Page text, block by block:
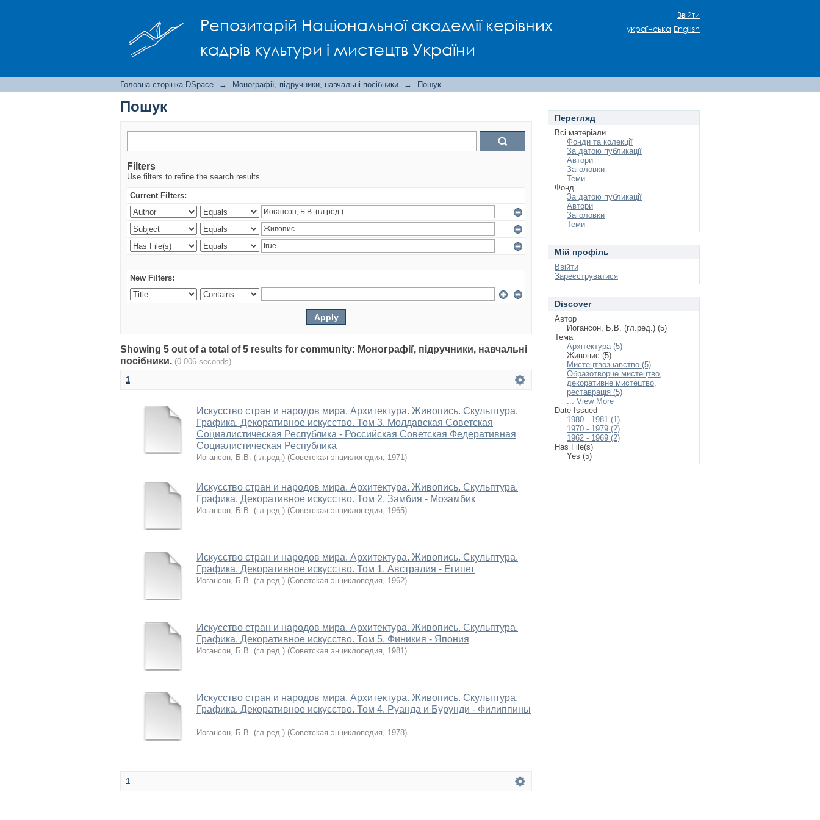
Репозитарій Національної академії керівних
кадрів культури і мистецтв України
Ввійти
українська English
Головна сторінка DSpace → Монографії, підручники, навчальні посібники → Пошук
Пошук
Filters
Use filters to refine the search results.
Current Filters:
New Filters:
Showing 5 out of a total of 5 results for community: Монографії, підручники, навчальні
посібники. (0.006 seconds)
1
Искусство стран и народов мира. Архитектура. Живопись. Скульптура.
Графика. Декоративное искусство. Том 3. Молдавская Советская
Социалистическая Республика - Российская Советская Федеративная
Социалистическая Республика
Иогансон, Б.В. (гл.ред.) (Советская энциклопедия, 1971)
Искусство стран и народов мира. Архитектура. Живопись. Скульптура.
Графика. Декоративное искусство. Том 2. Замбия - Мозамбик
Иогансон, Б.В. (гл.ред.) (Советская энциклопедия, 1965)
Искусство стран и народов мира. Архитектура. Живопись. Скульптура.
Графика. Декоративное искусство. Том 1. Австралия - Египет
Иогансон, Б.В. (гл.ред.) (Советская энциклопедия, 1962)
Искусство стран и народов мира. Архитектура. Живопись. Скульптура.
Графика. Декоративное искусство. Том 5. Финикия - Япония
Иогансон, Б.В. (гл.ред.) (Советская энциклопедия, 1981)
Искусство стран и народов мира. Архитектура. Живопись. Скульптура.
Графика. Декоративное искусство. Том 4. Руанда и Бурунди - Филиппины
Иогансон, Б.В. (гл.ред.) (Советская энциклопедия, 1978)
1
Перегляд
Всі матеріали
Фонди та колекції
За датою публикації
Автори
Заголовки
Теми
Фонд
За датою публикації
Автори
Заголовки
Теми
Мій профіль
Ввійти
Зареєструватися
Discover
Автор
Иогансон, Б.В. (гл.ред.) (5)
Тема
Архітектура (5)
Живопис (5)
Мистецтвознавство (5)
Образотворче мистецтво,
декоративне мистецтво,
реставрація (5)
... View More
Date Issued
1980 - 1981 (1)
1970 - 1979 (2)
1962 - 1969 (2)
Has File(s)
Yes (5)